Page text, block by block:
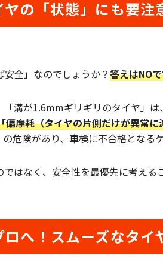
の「状態」にも要注
全」なのでしょうか？答えはNO
溝が1.6mmギリギリのタイヤ」
偏摩耗（タイヤの片側だけが異常に
危険があり、車検に不合格となるケ
はなく、安全性を最優先に考える
へ！スムーズなタイ